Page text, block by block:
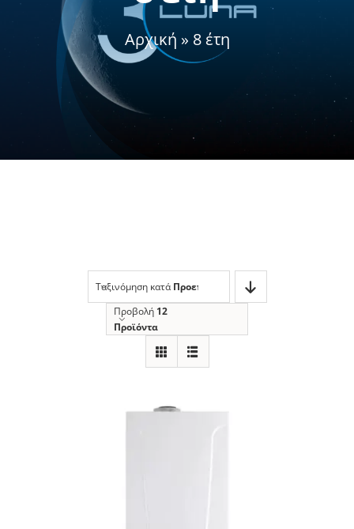
Σχετικά με εμάςΑρχική » 8 έτη
Ταξινόμηση κατάΠροεπιλεγμένη Ταξινόμηση
Προβολή 12
Προϊόντα